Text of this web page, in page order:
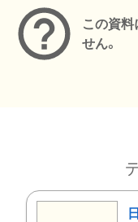
この資
せん。